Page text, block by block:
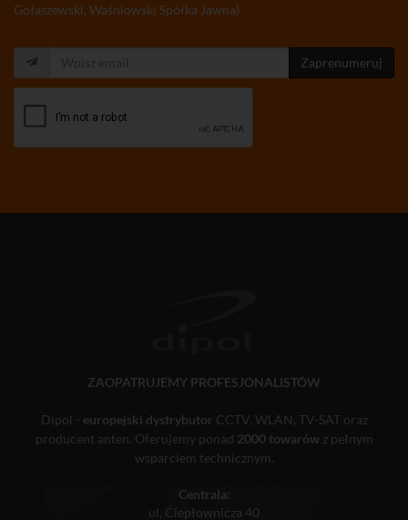
Gołaszewski, Waśniowski Spółka Jawna)
Zaprenumeruj
ZAOPATRUJEMY PROFESJONALISTÓW
Dipol - europejski dystrybutor CCTV, WLAN, TV-SAT oraz
producent anten. Oferujemy ponad 2000 towarówz pełnym
wsparciem technicznym.
Centrala:
ul. Ciepłownicza 40